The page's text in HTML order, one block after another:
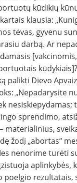
kūdikių
klausia:
tėvas, gyvenu
darbą. Ar
palikti Dievo
„Nepadarysite
nesiskiepydamas;
sprendimo,
materialinius,
žodį „abortas“
nenorime turėti
aplinkybės,
rezultatais,